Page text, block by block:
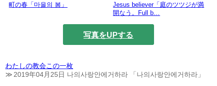
町の春「마을의 봄」
Jesus believer「庭のツツジが満
開なう。Full b…
写真をUPする
わたしの教会この一枚
2019年04月25日 나의사랑안에거하라 「나의사랑안에거하라」